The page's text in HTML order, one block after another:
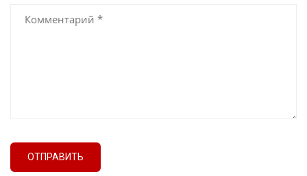
ОТПРАВИТЬ